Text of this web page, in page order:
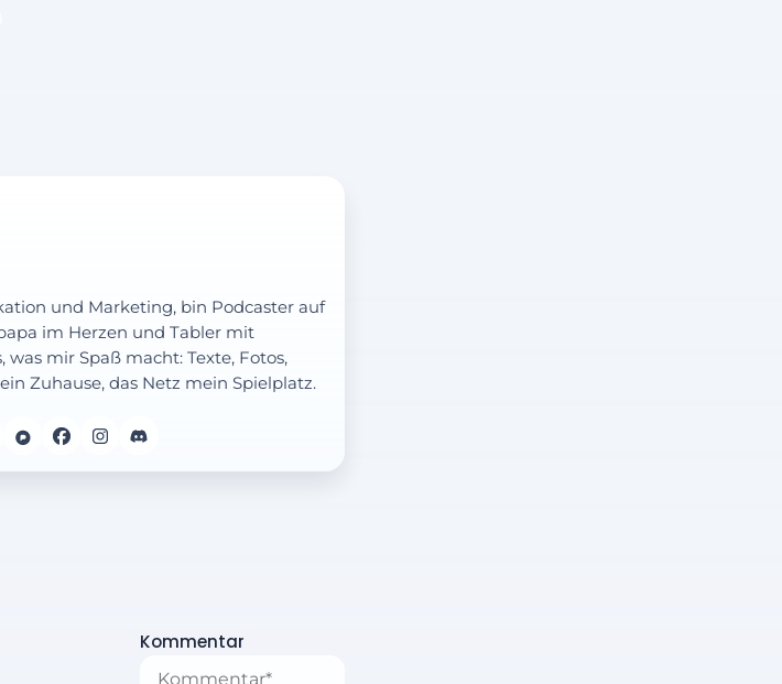
und Marketing, bin Podcaster auf
im Herzen und Tabler mit
mir Spaß macht: Texte, Fotos,
Zuhause, das Netz mein Spielplatz.
Kommentar